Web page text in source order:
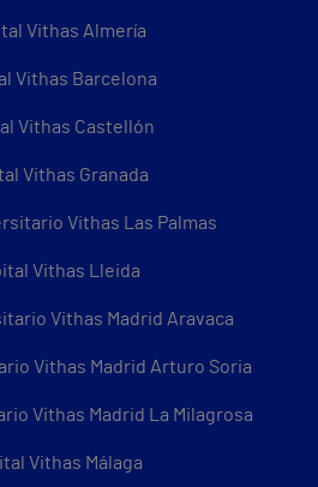
Vithas Almería
Vithas Barcelona
Vithas Castellón
Vithas Granada
Vithas Las Palmas
Vithas Lleida
Vithas Madrid Aravaca
Vithas Madrid Arturo Soria
Vithas Madrid La Milagrosa
Vithas Málaga